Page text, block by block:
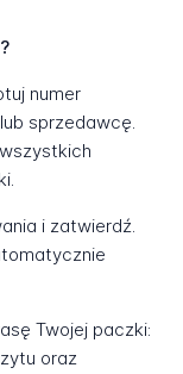
numer
sprzedawcę.
i zatwierdź.
Twojej paczki:
oraz